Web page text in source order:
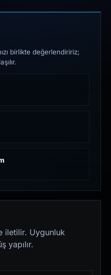
birlikte değerlendiririz;
iletilir. Uygunluk
yapılır.